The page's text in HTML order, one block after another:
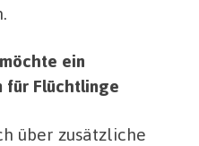
ein
für Flüchtlinge
über zusätzliche